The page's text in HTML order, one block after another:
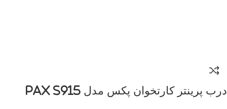
درب پرینتر کارتخوان پکس مدل Pax S915